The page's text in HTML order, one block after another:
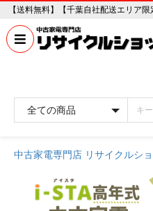
中古家電専門店 リサイクルシ